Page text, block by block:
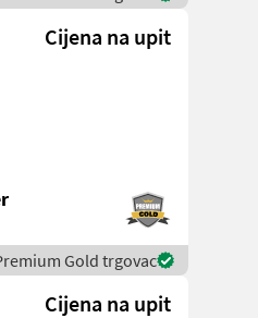
Cijena na upit
Gold trgovac
Cijena na upit